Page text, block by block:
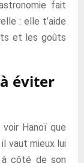
fait
: elle t’aide
et les goûts
éviter
Hanoï que
vaut mieux lui
à côté de son